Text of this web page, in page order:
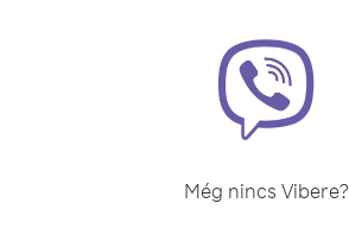
Még nincs Vibere?